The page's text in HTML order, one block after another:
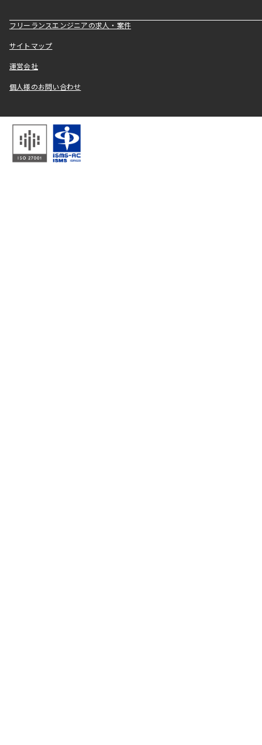
フリーランスエンジニアの求人・案件
サイトマップ
運営会社
個人様のお問い合わせ